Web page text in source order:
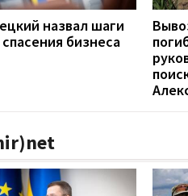
назвал шаги
бизнеса